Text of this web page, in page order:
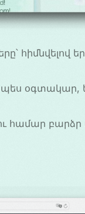
հիմնվելով
օգտակար,
համար բարձր